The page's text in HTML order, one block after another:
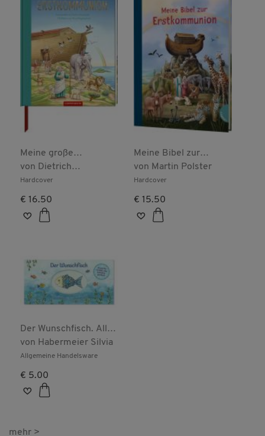
Meine große
Kinderbibel zur
Erstkommunion
von Dietrich
Steinwede
Hardcover
€ 16.50
Meine Bibel zur
Erstkommunion
von Martin Polster
Hardcover
€ 15.50
Der Wunschfisch. Alle
guten Wünsche zur
Erstkommunion -
Kuvert für ein
Gutschein- und
Geldgeschenk
von Habermeier Silvia
Allgemeine Handelsware
€ 5.00
mehr >